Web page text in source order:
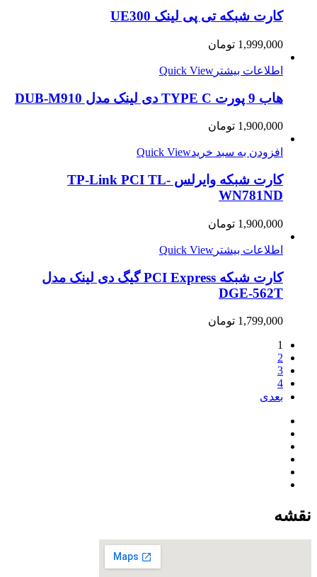
کارت شبکه تی پی لینک UE300
1,999,000 تومان
اطلاعات بیشتر Quick View
هاب 9 پورت TYPE C دی لینک مدل DUB-M910
1,900,000 تومان
افزودن به سبد خریدQuick View
کارت شبکه وایرلس TP-Link PCI TL-
WN781ND
1,900,000 تومان
اطلاعات بیشتر Quick View
کارت شبکه PCI Express گیگ دی لینک مدل
DGE-562T
1,799,000 تومان
1
2
3
4
بعدی
نقشه